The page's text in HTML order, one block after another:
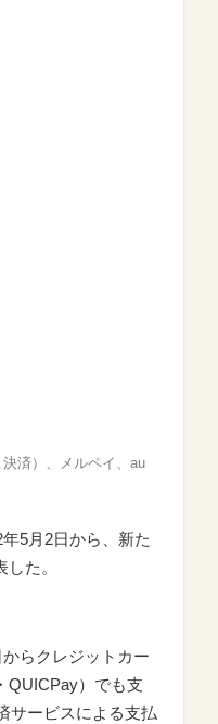
済）、メルペイ、au
5月2日から、新た
た。
らクレジットカー
QUICPay）でも支
サービスによる支払